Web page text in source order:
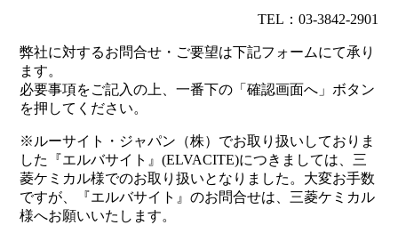
TEL：03-3842-2901
弊社に対するお問合せ・ご要望は下記フォームにて承り
ます。
必要事項をご記入の上、一番下の「確認画面へ」ボタン
を押してください。
※ルーサイト・ジャパン（株）でお取り扱いしておりま
した『エルバサイト』(ELVACITE)につきましては、三
菱ケミカル様でのお取り扱いとなりました。大変お手数
ですが、『エルバサイト』のお問合せは、三菱ケミカル
様へお願いいたします。